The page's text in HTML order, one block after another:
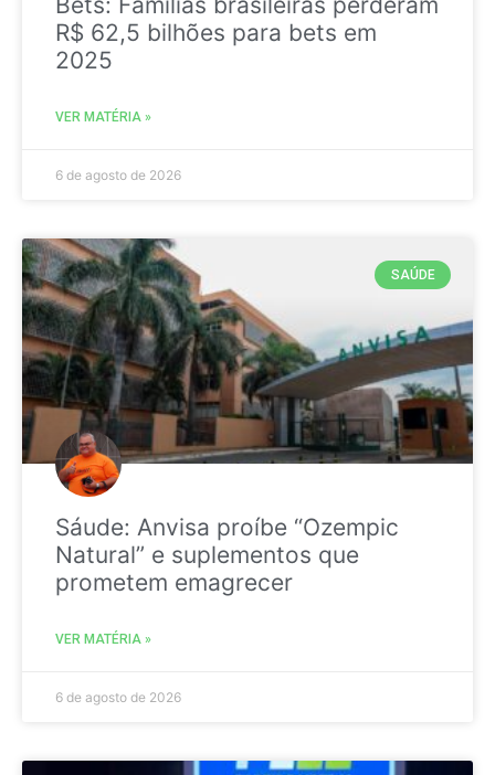
R$ 62,5 bilhões para bets em
2025
VER MATÉRIA »
6 de agosto de 2026
SAÚDE
Sáude: Anvisa proíbe “Ozempic
Natural” e suplementos que
prometem emagrecer
VER MATÉRIA »
6 de agosto de 2026